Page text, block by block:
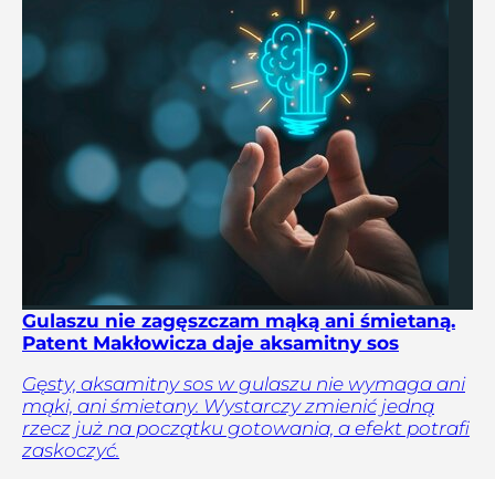
Gulaszu nie zagęszczam mąką ani śmietaną.
Patent Makłowicza daje aksamitny sos
Gęsty, aksamitny sos w gulaszu nie wymaga ani
mąki, ani śmietany. Wystarczy zmienić jedną
rzecz już na początku gotowania, a efekt potrafi
zaskoczyć.